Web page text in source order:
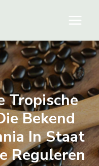
Tropische
Bekend
In Staat
Reguleren